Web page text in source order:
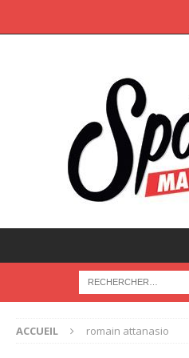
ACCUEIL romain attanasio